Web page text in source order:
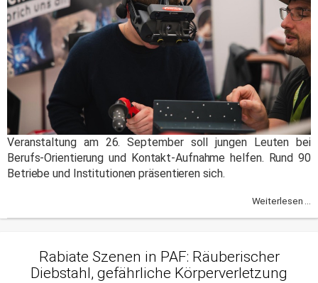
Veranstaltung am 26. September soll jungen Leuten bei
Berufs-Orientierung und Kontakt-Aufnahme helfen. Rund 90
Betriebe und Institutionen präsentieren sich.
Weiterlesen ...
Rabiate Szenen in PAF: Räuberischer
Diebstahl, gefährliche Körperverletzung